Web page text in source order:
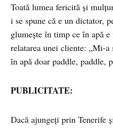
Toată lumea fericită şi
i se spune că e un dictator,
glumeşte în timp ce în apă
relatarea unei cliente: „Mi-a
în apă doar paddle, paddle,
PUBLICITATE:
Dacă ajungeţi prin Tenerife